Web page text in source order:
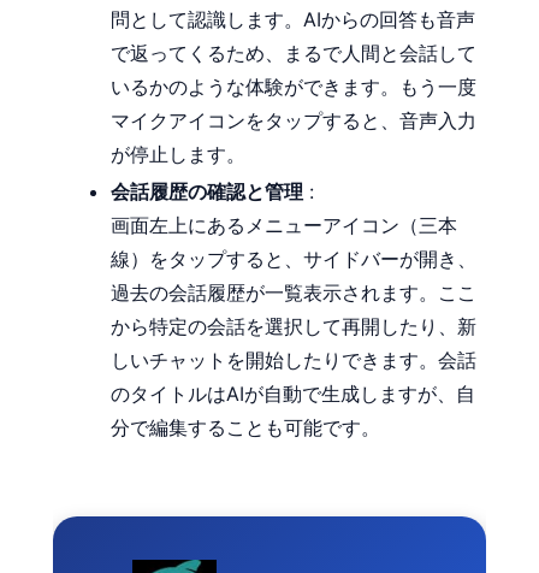
問として認識します。AIからの回答も音声
で返ってくるため、まるで人間と会話して
いるかのような体験ができます。もう一度
マイクアイコンをタップすると、音声入力
が停止します。
会話履歴の確認と管理 :
画面左上にあるメニューアイコン（三本
線）をタップすると、サイドバーが開き、
過去の会話履歴が一覧表示されます。ここ
から特定の会話を選択して再開したり、新
しいチャットを開始したりできます。会話
のタイトルはAIが自動で生成しますが、自
分で編集することも可能です。